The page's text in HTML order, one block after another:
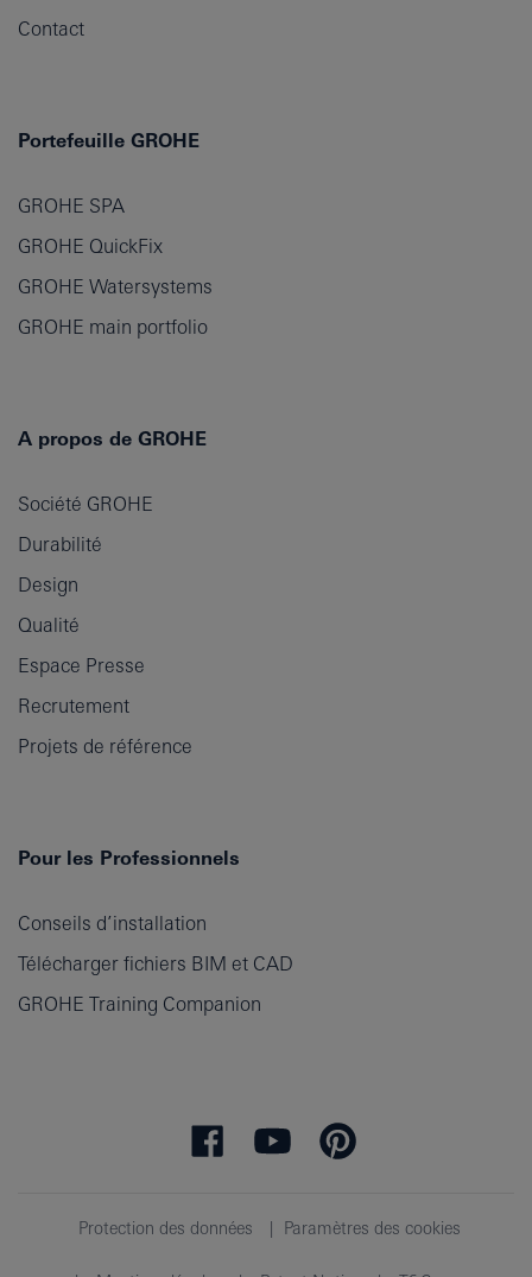
Contact
Portefeuille GROHE
GROHE SPA
GROHE QuickFix
GROHE Watersystems
GROHE main portfolio
A propos de GROHE
Société GROHE
Durabilité
Design
Qualité
Espace Presse
Recrutement
Projets de référence
Pour les Professionnels
Conseils d’installation
Télécharger fichiers BIM et CAD
GROHE Training Companion
Protection des données Paramètres des cookies